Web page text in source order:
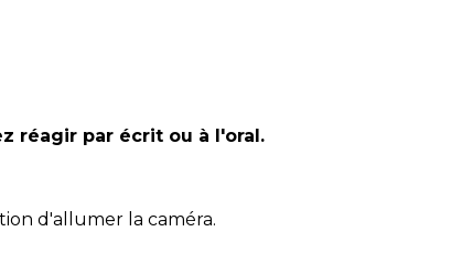
réagir par écrit ou à l'oral.
d'allumer la caméra.